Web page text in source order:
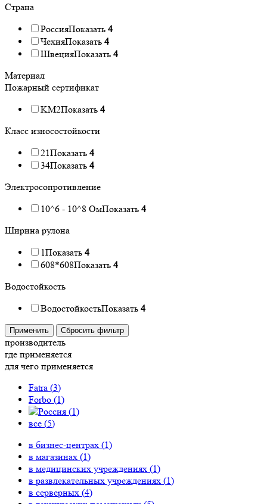
Страна
РоссияПоказать 4
ЧехияПоказать 4
ШвецияПоказать 4
Материал
Пожарный сертификат
KM2Показать 4
Класс износостойкости
21Показать 4
34Показать 4
Электросопротивление
10^6 - 10^8 ОмПоказать 4
Ширина рулона
1Показать 4
608*608Показать 4
Водостойкость
ВодостойкостьПоказать 4
Применить Сбросить фильтр
производитель
где применяется
для чего применяется
Fatra (3)
Forbo (1)
(1)
все (5)
в бизнес-центрах (1)
в магазинах (1)
в медицинских учреждениях (1)
в развлекательных учреждениях (1)
в серверных (4)